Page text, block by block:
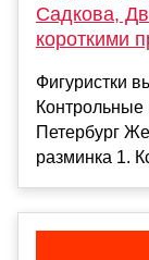
Садкова,
короткими
Фигуристки
Контрольные
Петербург
разминка 1.